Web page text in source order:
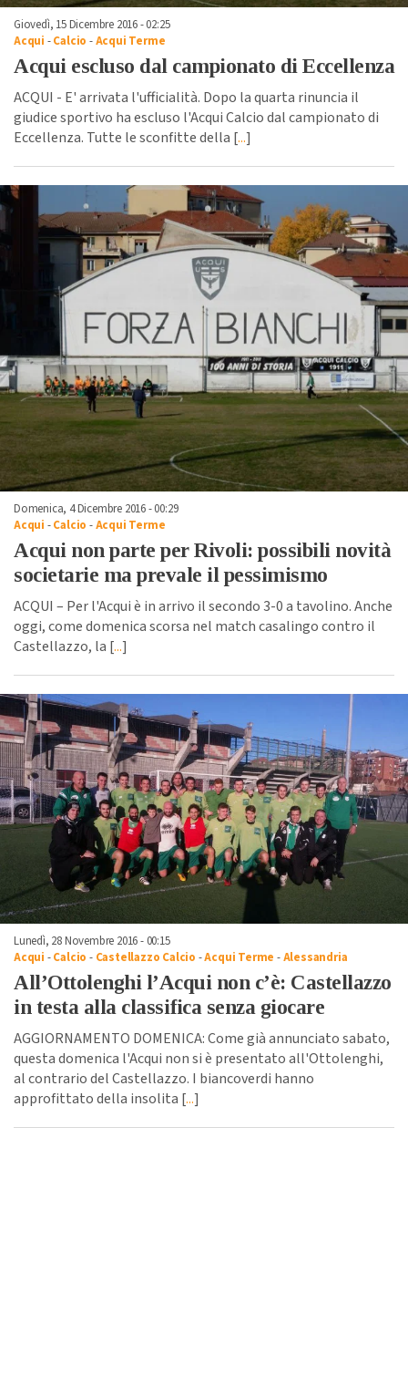
Giovedì, 15 Dicembre 2016 - 02:25
Acqui -Calcio -Acqui Terme
Acqui escluso dal campionato di Eccellenza
ACQUI - E' arrivata l'ufficialità. Dopo la quarta rinuncia il
giudice sportivo ha escluso l'Acqui Calcio dal campionato di
Eccellenza. Tutte le sconfitte della [...]
Domenica, 4 Dicembre 2016 - 00:29
Acqui -Calcio -Acqui Terme
Acqui non parte per Rivoli: possibili novità
societarie ma prevale il pessimismo
ACQUI – Per l'Acqui è in arrivo il secondo 3-0 a tavolino. Anche
oggi, come domenica scorsa nel match casalingo contro il
Castellazzo, la [...]
Lunedì, 28 Novembre 2016 - 00:15
Acqui -Calcio - Castellazzo Calcio -Acqui Terme -Alessandria
All’Ottolenghi l’Acqui non c’è: Castellazzo
in testa alla classifica senza giocare
AGGIORNAMENTO DOMENICA: Come già annunciato sabato,
questa domenica l'Acqui non si è presentato all'Ottolenghi,
al contrario del Castellazzo. I biancoverdi hanno
approfittato della insolita [...]